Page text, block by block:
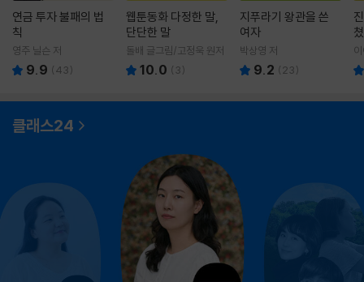
연금 투자 불패의 법
칙
영주 닐슨 저
9.9 (43)
웹툰동화 다정한 말,
단단한 말
돌배 글그림/고정욱 원저
10.0 ( 3)
지푸라기 왕관을 쓴
여자
박상영 저
9.2 ( 23)
클래스24